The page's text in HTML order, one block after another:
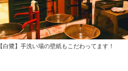
【白鷺】手洗い場の壁紙もこだわってます！